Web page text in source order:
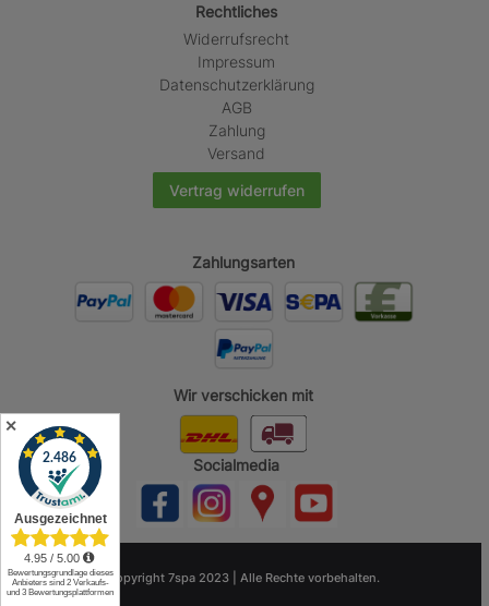
Rechtliches
Widerrufs­recht
Impressum
Daten­schutz­erklärung
AGB
Zahlung
Versand
Vertrag widerrufen
Zahlungsarten
Wir verschicken mit
Socialmedia
© Copyright 7spa 2023 | Alle Rechte vorbehalten.
✕